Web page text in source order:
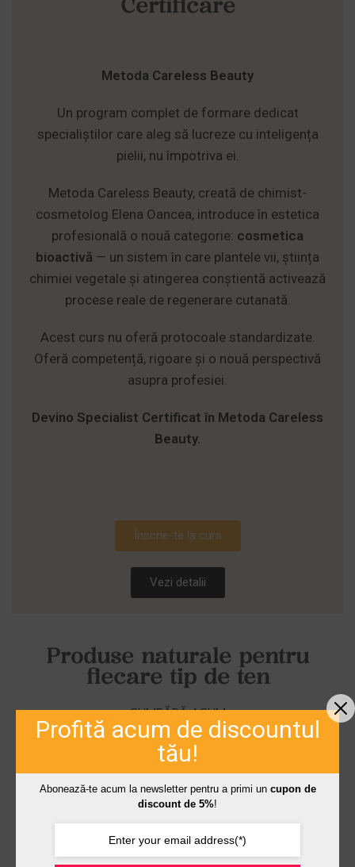
Metoda Careless Beauty
Un program complet de formare dedicat
specialiștilor care aleg să lucreze cu inteligența
pielii, nu împotriva ei.
Metoda Careless Beauty, creată de chimist-
cosmetolog Elena Oancea, introduce în estetica
profesională o nouă categorie: cosmetica
bioactivă — un sistem în care plantele vii, știința
chimiei vegetale și atingerea conștientă activează
procese reale de regenerare cutanată.
Acest curs nu oferă protocoale standardizate.
Oferă competență, rigoare și o nouă perspectivă
asupra profesiei.
Devino Specialist Certificat în Metoda Careless
Beauty.
Înscrie-te la curs
Vezi detalii
Produse naturale pentru
fiecare tip de ten
CUMPĂRĂ ACUM
Profită acum de discountul
tău!
Abonează-te acum la newsletter pentru a primi un cupon de
discount de 5%!